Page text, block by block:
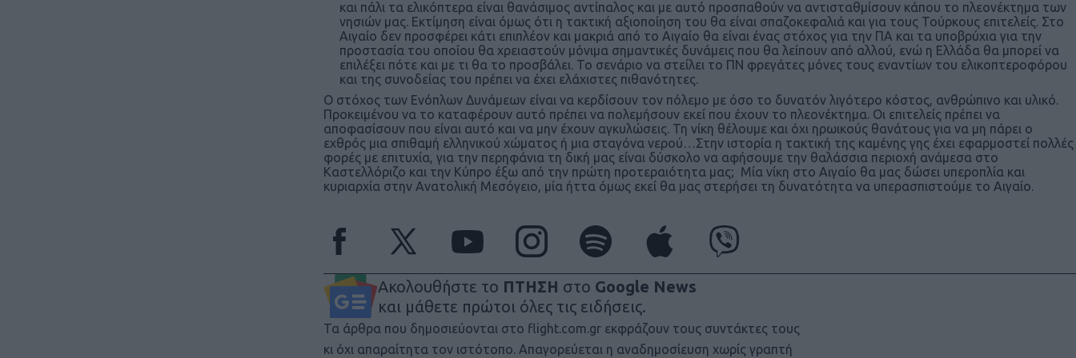
και πάλι τα ελικόπτερα είναι θανάσιμος αντίπαλος και με αυτό προσπαθούν να αντισταθμίσουν κάπου το πλεονέκτημα των
νησιών μας. Εκτίμηση είναι όμως ότι η τακτική αξιοποίηση του θα είναι σπαζοκεφαλιά και για τους Τούρκους επιτελείς. Στο
Αιγαίο δεν προσφέρει κάτι επιπλέον και μακριά από το Αιγαίο θα είναι ένας στόχος για την ΠΑ και τα υποβρύχια για την
προστασία του οποίου θα χρειαστούν μόνιμα σημαντικές δυνάμεις που θα λείπουν από αλλού, ενώ η Ελλάδα θα μπορεί να
επιλέξει πότε και με τι θα το προσβάλει. Το σενάριο να στείλει το ΠΝ φρεγάτες μόνες τους εναντίων του ελικοπτεροφόρου
και της συνοδείας του πρέπει να έχει ελάχιστες πιθανότητες.
Ο στόχος των Ενόπλων Δυνάμεων είναι να κερδίσουν τον πόλεμο με όσο το δυνατόν λιγότερο κόστος, ανθρώπινο και υλικό.
Προκειμένου να το καταφέρουν αυτό πρέπει να πολεμήσουν εκεί που έχουν το πλεονέκτημα. Οι επιτελείς πρέπει να
αποφασίσουν που είναι αυτό και να μην έχουν αγκυλώσεις. Τη νίκη θέλουμε και όχι ηρωικούς θανάτους για να μη πάρει ο
εχθρός μια σπιθαμή ελληνικού χώματος ή μια σταγόνα νερού…Στην ιστορία η τακτική της καμένης γης έχει εφαρμοστεί πολλές
φορές με επιτυχία, για την περηφάνια τη δική μας είναι δύσκολο να αφήσουμε την θαλάσσια περιοχή ανάμεσα στο
Καστελλόριζο και την Κύπρο έξω από την πρώτη προτεραιότητα μας; Μία νίκη στο Αιγαίο θα μας δώσει υπεροπλία και
κυριαρχία στην Ανατολική Μεσόγειο, μία ήττα όμως εκεί θα μας στερήσει τη δυνατότητα να υπερασπιστούμε το Αιγαίο.
Ακολουθήστε το ΠΤΗΣΗ στο Google News
και μάθετε πρώτοι όλες τις ειδήσεις.
Τα άρθρα που δημοσιεύονται στο flight.com.gr εκφράζουν τους συντάκτες τους
κι όχι απαραίτητα τον ιστότοπο. Απαγορεύεται η αναδημοσίευση χωρίς γραπτή